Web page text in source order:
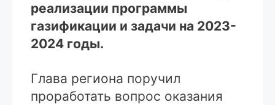
реализации программы
газификации и задачи на 2023-
2024 годы.
Глава региона поручил
проработать вопрос оказания